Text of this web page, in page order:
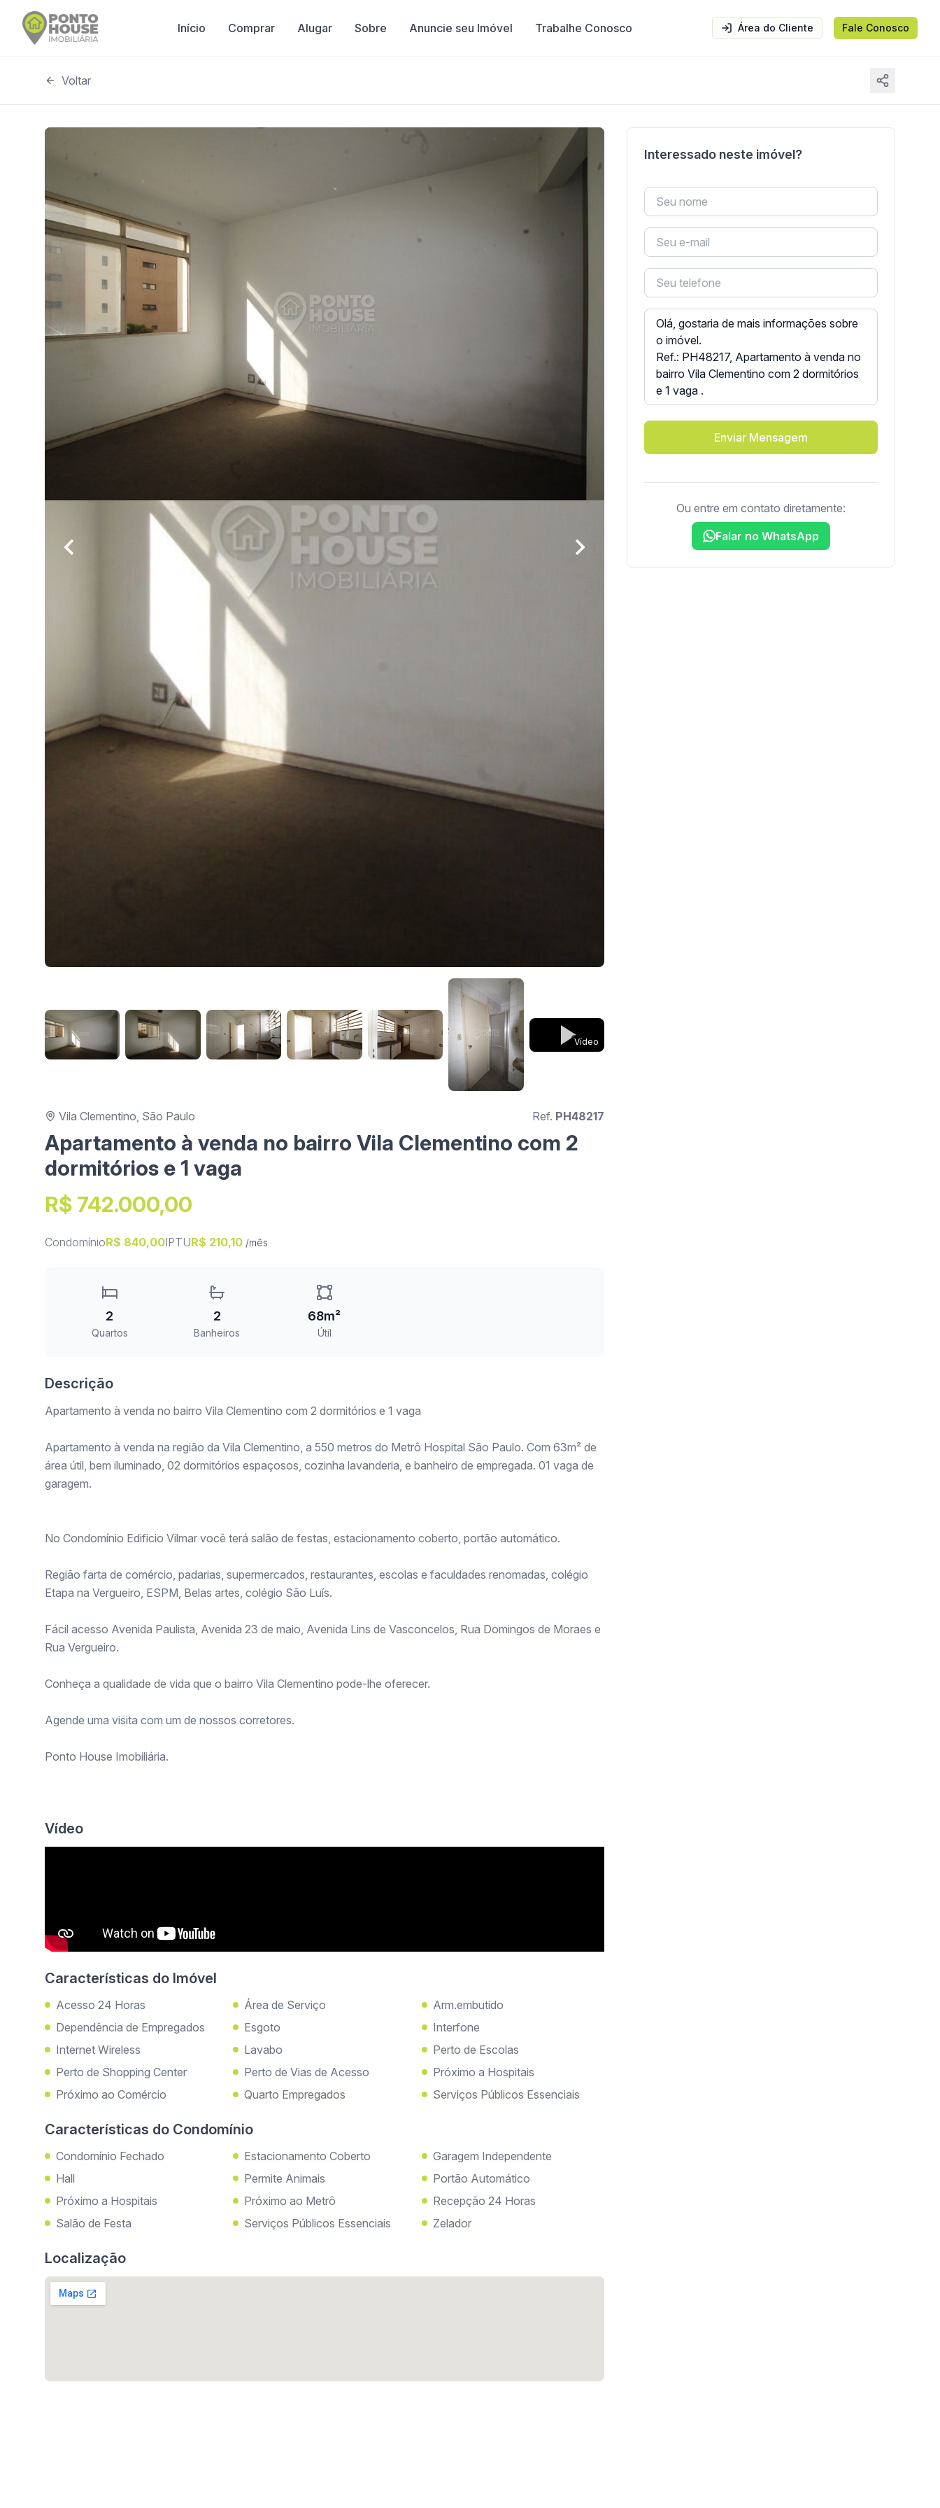
Início Comprar Alugar Sobre Anuncie seu Imóvel Trabalhe Conosco Área do Cliente Fale Conosco
Voltar
Vídeo
Vila Clementino, São Paulo Ref. PH48217
Apartamento à venda no bairro Vila Clementino com 2
dormitórios e 1 vaga
R$ 742.000,00
CondomínioR$ 840,00IPTUR$ 210,10 /mês
2
Quartos
2
Banheiros
68m²
Útil
Descrição
Apartamento à venda no bairro Vila Clementino com 2 dormitórios e 1 vaga
Apartamento à venda na região da Vila Clementino, a 550 metros do Metrô Hospital São Paulo. Com 63m² de
área útil, bem iluminado, 02 dormitórios espaçosos, cozinha lavanderia, e banheiro de empregada. 01 vaga de
garagem.
No Condomínio Edificio Vilmar você terá salão de festas, estacionamento coberto, portão automático.
Região farta de comércio, padarias, supermercados, restaurantes, escolas e faculdades renomadas, colégio
Etapa na Vergueiro, ESPM, Belas artes, colégio São Luís.
Fácil acesso Avenida Paulista, Avenida 23 de maio, Avenida Lins de Vasconcelos, Rua Domingos de Moraes e
Rua Vergueiro.
Conheça a qualidade de vida que o bairro Vila Clementino pode-lhe oferecer.
Agende uma visita com um de nossos corretores.
Ponto House Imobiliária.
Vídeo
Características do Imóvel
Acesso 24 Horas Área de Serviço
Arm.embutido
Dependência de Empregados
Esgoto
Interfone
Internet Wireless
Lavabo
Perto de Escolas
Perto de Shopping Center
Perto de Vias de Acesso
Próximo a Hospitais
Próximo ao Comércio
Quarto Empregados Serviços Públicos Essenciais
Características do Condomínio
Condomínio Fechado Estacionamento Coberto
Garagem Independente
Hall
Permite Animais
Portão Automático
Próximo a Hospitais
Próximo ao Metrô
Recepção 24 Horas
Salão de Festa
Serviços Públicos Essenciais Zelador
Localização
Interessado neste imóvel?
Enviar Mensagem
Ou entre em contato diretamente:
Falar no WhatsApp